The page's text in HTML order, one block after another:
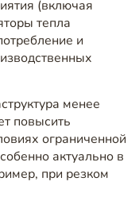
(включая
тепла
и
менее
повысить
ограниченной
актуально в
при резком